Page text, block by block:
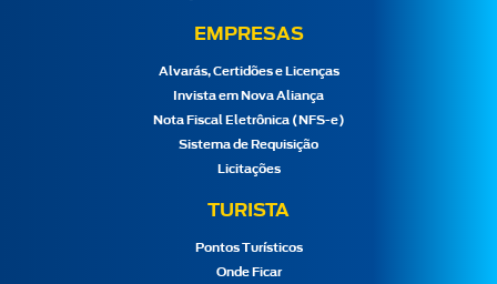
EMPRESAS
Alvarás, Certidões e Licenças
Invista em Nova Aliança
Nota Fiscal Eletrônica (NFS-e)
Sistema de Requisição
Licitações
TURISTA
Pontos Turísticos
Onde Ficar